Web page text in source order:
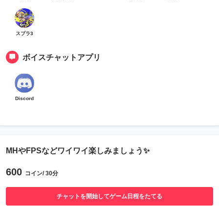
スプラ3
ボイスチャットアプリ
Discord
MHやFPSなどワイワイ楽しみましょう✨
600 コイン/ 30分
チャットを開始してゲーム日程をたてる